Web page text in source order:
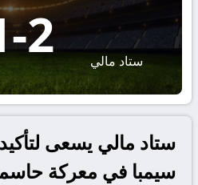
ستاد مالي 2
-
ستاد مالي يسعى
سيمبا في معركة